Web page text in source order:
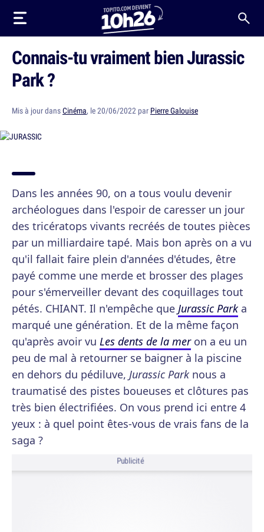
Connais-tu vraiment bien Jurassic
Park ?
Mis à jour dansCinéma, le 20/06/2022 par Pierre Galouise
Dans les années 90, on a tous voulu devenir
archéologues dans l'espoir de caresser un jour
des tricératops vivants recréés de toutes pièces
par un milliardaire tapé. Mais bon après on a vu
qu'il fallait faire plein d'années d'études, être
payé comme une merde et brosser des plages
pour s'émerveiller devant des coquillages tout
pétés. CHIANT. Il n'empêche que Jurassic Parka
marqué une génération. Et de la même façon
qu'après avoir vu Les dents de la meron a eu un
peu de mal à retourner se baigner à la piscine
en dehors du pédiluve, Jurassic Park nous a
traumatisé des pistes boueuses et clôtures pas
très bien électrifiées. On vous prend ici entre 4
yeux : à quel point êtes-vous de vrais fans de la
saga ?
Publicité